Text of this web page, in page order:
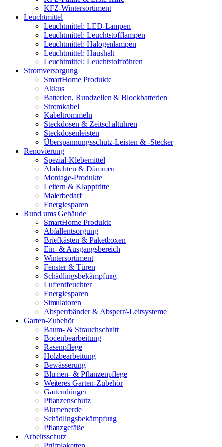
KFZ-Wintersortiment
Leuchtmittel
Leuchtmittel: LED-Lampen
Leuchtmittel: Leuchtstofflampen
Leuchtmittel: Halogenlampen
Leuchtmittel: Haushalt
Leuchtmittel: Leuchtstoffröhren
Stromversorgung
SmartHome Produkte
Akkus
Batterien, Rundzellen & Blockbatterien
Stromkabel
Kabeltrommeln
Steckdosen & Zeitschaltuhren
Steckdosenleisten
Überspannungsschutz-Leisten & -Stecker
Renovierung
Spezial-Klebemittel
Abdichten & Dämmen
Montage-Produkte
Leitern & Klapptritte
Malerbedarf
Energiesparen
Rund ums Gebäude
SmartHome Produkte
Abfallentsorgung
Briefkästen & Paketboxen
Ein- & Ausgangsbereich
Wintersortiment
Fenster & Türen
Schädlingsbekämpfung
Luftentfeuchter
Energiesparen
Simulatoren
Absperrbänder & Absperr/-Leitsysteme
Garten-Zubehör
Baum- & Strauchschnitt
Bodenbearbeitung
Rasenpflege
Holzbearbeitung
Bewässerung
Blumen- & Pflanzenpflege
Weiteres Garten-Zubehör
Gartendünger
Pflanzenschutz
Blumenerde
Schädlingsbekämpfung
Pflanzgefäße
Arbeitsschutz
Prüfplaketten